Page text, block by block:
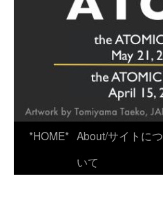
*HOME* About/サイトにつ
いて